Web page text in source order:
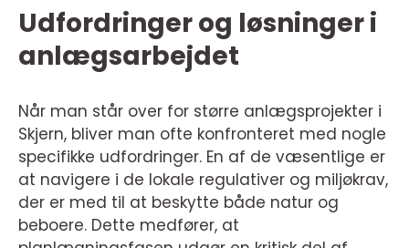
Udfordringer og løsninger i
anlægsarbejdet
Når man står over for større anlægsprojekter i
Skjern, bliver man ofte konfronteret med nogle
specifikke udfordringer. En af de væsentlige er
at navigere i de lokale regulativer og miljøkrav,
der er med til at beskytte både natur og
beboere. Dette medfører, at